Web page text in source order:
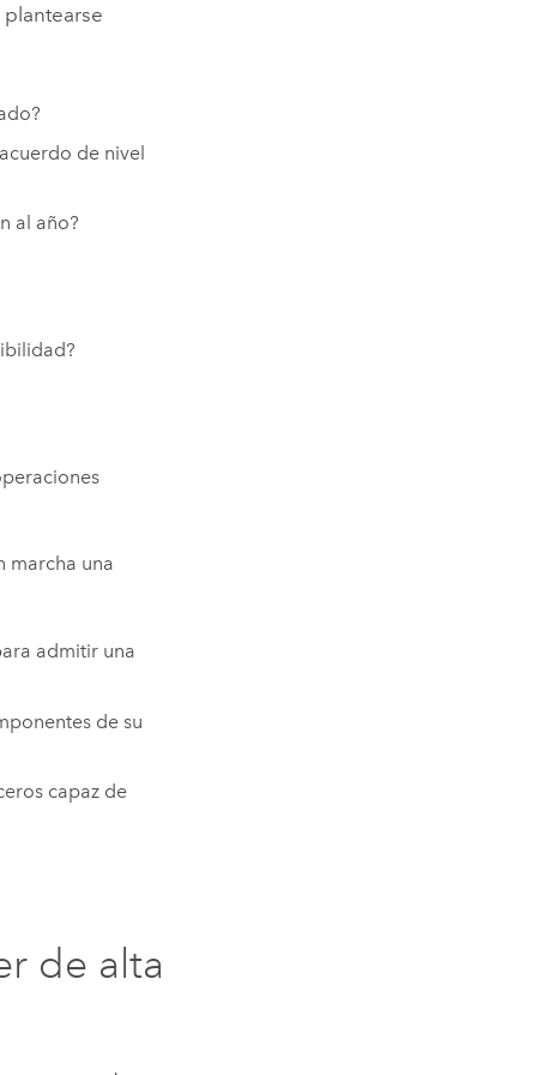
de nivel
al año?
marcha una
admitir una
de su
capaz de
de alta